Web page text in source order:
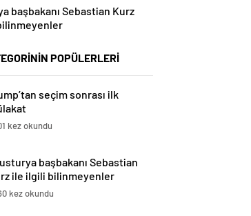
başbakanı Sebastian Kurz
POPÜLERLERİ
seçim sonrası ilk
kez okundu
başbakanı Sebastian
ile ilgili bilinmeyenler
kez okundu